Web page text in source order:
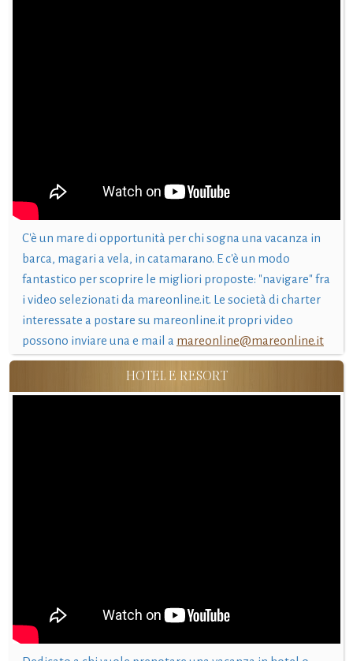
C'è un mare di opportunità per chi sogna una vacanza in
barca, magari a vela, in catamarano. E c'è un modo
fantastico per scoprire le migliori proposte: "navigare" fra
i video selezionati da mareonline.it. Le società di charter
interessate a postare su mareonline.it propri video
possono inviare una e mail a mareonline@mareonline.it
HOTEL E RESORT